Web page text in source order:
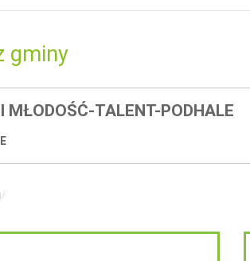
gminy
MŁODOŚĆ-TALENT-PODHALE